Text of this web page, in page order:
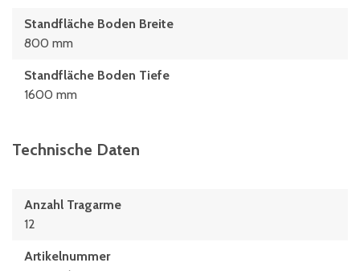
Standfläche Boden Breite
800 mm
Standfläche Boden Tiefe
1600 mm
Technische Daten
Anzahl Tragarme
12
Artikelnummer